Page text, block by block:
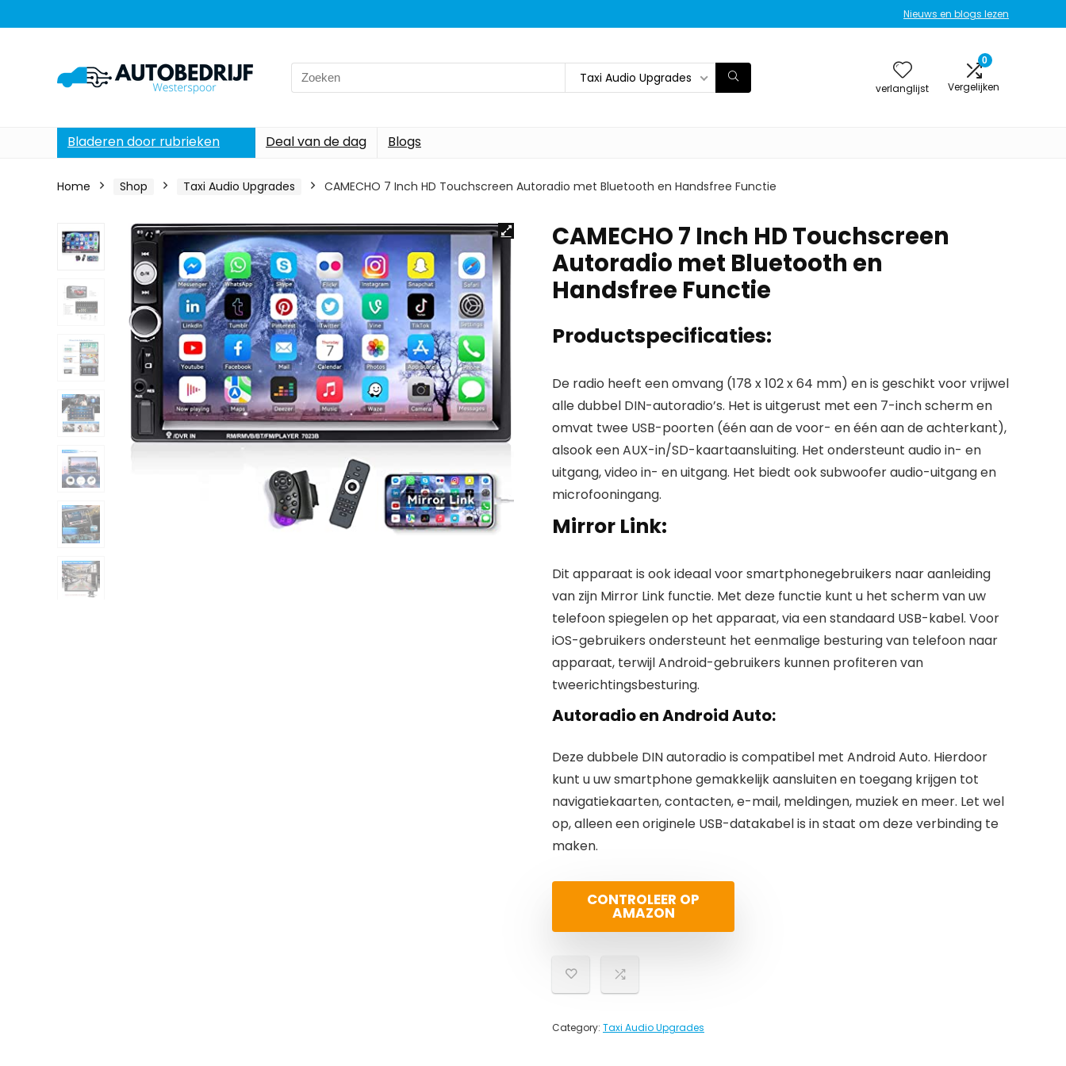
Nieuws en blogs lezen
Search
for:
Taxi Audio Upgrades
verlanglijst
0
Vergelijken
Bladeren door rubrieken Deal van de dag Blogs
Home Shop Taxi Audio Upgrades CAMECHO 7 Inch HD Touchscreen Autoradio met Bluetooth en Handsfree Functie
CAMECHO 7 Inch HD Touchscreen
Autoradio met Bluetooth en
Handsfree Functie
Productspecificaties:
De radio heeft een omvang (178 x 102 x 64 mm) en is geschikt voor vrijwel
alle dubbel DIN-autoradio’s. Het is uitgerust met een 7-inch scherm en
omvat twee USB-poorten (één aan de voor- en één aan de achterkant),
alsook een AUX-in/SD-kaartaansluiting. Het ondersteunt audio in- en
uitgang, video in- en uitgang. Het biedt ook subwoofer audio-uitgang en
microfooningang.
Mirror Link:
Dit apparaat is ook ideaal voor smartphonegebruikers naar aanleiding
van zijn Mirror Link functie. Met deze functie kunt u het scherm van uw
telefoon spiegelen op het apparaat, via een standaard USB-kabel. Voor
iOS-gebruikers ondersteunt het eenmalige besturing van telefoon naar
apparaat, terwijl Android-gebruikers kunnen profiteren van
tweerichtingsbesturing.
Autoradio en Android Auto:
Deze dubbele DIN autoradio is compatibel met Android Auto. Hierdoor
kunt u uw smartphone gemakkelijk aansluiten en toegang krijgen tot
navigatiekaarten, contacten, e-mail, meldingen, muziek en meer. Let wel
op, alleen een originele USB-datakabel is in staat om deze verbinding te
maken.
CONTROLEER OP
AMAZON
Category: Taxi Audio Upgrades